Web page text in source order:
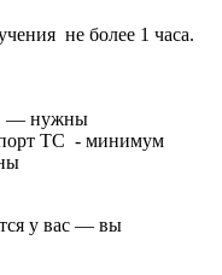
не более 1 часа.
— нужны
ТС - минимум
у вас — вы